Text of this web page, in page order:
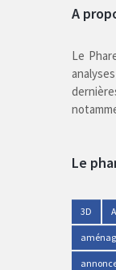
A
Le
Le
3D